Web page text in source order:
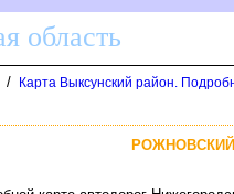
область
/ Карта Выксунский район.